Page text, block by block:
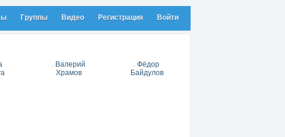
Группы Видео Регистрация Войти
Валерий
Храмов
Фёдор
Байдулов